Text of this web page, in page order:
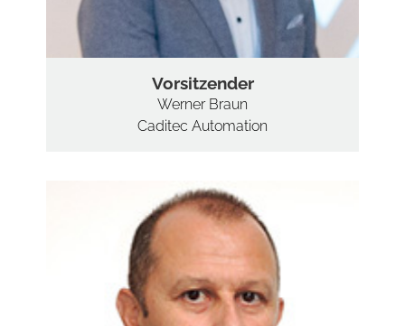
Vorsitzender
Werner Braun
Caditec Automation